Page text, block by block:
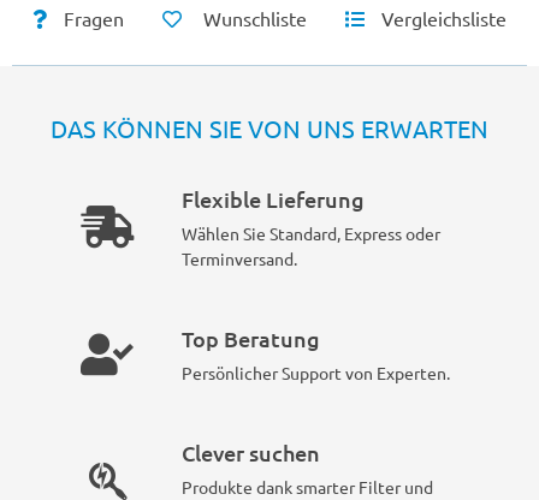
Fragen Wunschliste Vergleichsliste
DAS KÖNNEN SIE VON UNS ERWARTEN
Flexible Lieferung
Wählen Sie Standard, Express oder
Terminversand.
Top Beratung
Persönlicher Support von Experten.
Clever suchen
Produkte dank smarter Filter und